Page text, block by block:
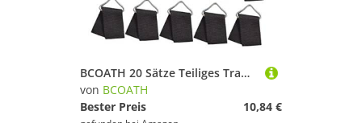
BCOATH 20 Sätze Teiliges Trampolin Dreieck-ringschnallen aus Metall Langlebige Trampolin-federverschlüsse mit Gurtband Vielseitige Ersatzteile für Outdoor-Trampoline Sicherer Halt Beim
von BCOATH
Bester Preis
10,84 €